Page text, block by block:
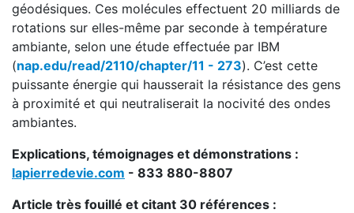
géodésiques. Ces molécules effectuent 20 milliards de
rotations sur elles-même par seconde à température
ambiante, selon une étude effectuée par IBM
(nap.edu/read/2110/chapter/11 - 273). C’est cette
puissante énergie qui hausserait la résistance des gens
à proximité et qui neutraliserait la nocivité des ondes
ambiantes.
Explications, témoignages et démonstrations :
lapierredevie.com - 833 880-8807
Article très fouillé et citant 30 références :